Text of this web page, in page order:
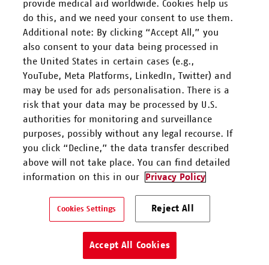
Mitarbeiten
Spenden
Kontakt & Support
Datenschutz Impressum
Ärzte ohne Grenzen e.V. ist als eingetragene gemeinnützige
Organisation von der Körperschaft- und Gewerbesteuer gem. §5 I
provide medical aid worldwide. Cookies help us
do this, and we need your consent to use them.
Additional note: By clicking “Accept All,” you
also consent to your data being processed in
the United States in certain cases (e.g.,
YouTube, Meta Platforms, LinkedIn, Twitter) and
may be used for ads personalisation. There is a
risk that your data may be processed by U.S.
authorities for monitoring and surveillance
purposes, possibly without any legal recourse. If
you click “Decline,” the data transfer described
above will not take place. You can find detailed
information on this in our
Privacy Policy
Cookies Settings Reject All
Accept All Cookies